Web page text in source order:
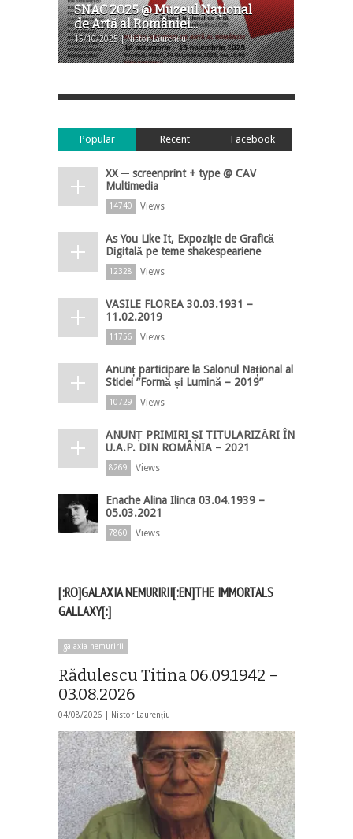
SNAC 2025 @ Muzeul Naţional
de Artă al României...
15/10/2025 | Nistor Laurențiu
Popular Recent Facebook
XX ─ screenprint + type @ CAV
Multimedia
14740 Views
As You Like It, Expoziție de Grafică
Digitală pe teme shakespeariene
12328 Views
VASILE FLOREA 30.03.1931 –
11.02.2019
11756 Views
Anunț participare la Salonul Național al
Sticlei ”Formă și Lumină – 2019”
10729 Views
ANUNȚ PRIMIRI ȘI TITULARIZĂRI ÎN
U.A.P. DIN ROMÂNIA – 2021
8269 Views
Enache Alina Ilinca 03.04.1939 –
05.03.2021
7860 Views
[:RO]GALAXIA NEMURIRII[:EN]THE IMMORTALS
GALLAXY[:]
galaxia nemuririi
Rădulescu Titina 06.09.1942 –
03.08.2026
04/08/2026 | Nistor Laurențiu